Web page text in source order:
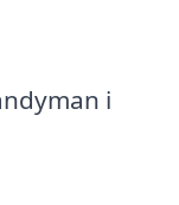
i